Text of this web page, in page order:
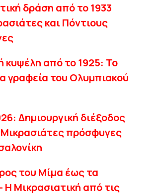
δράση από το 1933
και Πόντιους
κυψέλη από το 1925: Το
γραφεία του Ολυμπιακού
Δημιουργική διέξοδος
Μικρασιάτες πρόσφυγες
του Mίμα έως τα
Η Μικρασιατική από τις